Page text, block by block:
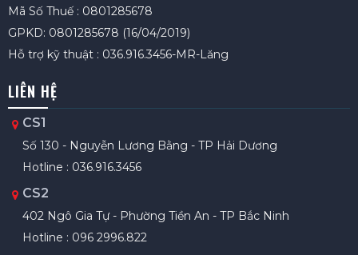
Mã Số Thuế : 0801285678
GPKD: 0801285678 (16/04/2019)
Hỗ trợ kỹ thuật : 036.916.3456-MR-Lăng
LIÊN HỆ
CS1
Số 130 - Nguyễn Lương Bằng - TP Hải Dương
Hotline : 036.916.3456
CS2
402 Ngô Gia Tự - Phường Tiền An - TP Bắc Ninh
Hotline : 096 2996.822